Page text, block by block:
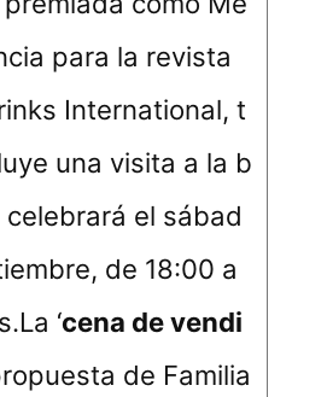
para la revista
International, t
una visita a la b
el sábad
de 18:00 a
‘cena de vendi
de Familia